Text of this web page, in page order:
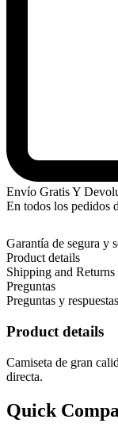
Envío Gratis Y
En todos los pedidos
Garantía de segura y
Product details
Shipping and Returns
Preguntas
Preguntas y respuestas
Product details
Camiseta de gran
directa.
Quick